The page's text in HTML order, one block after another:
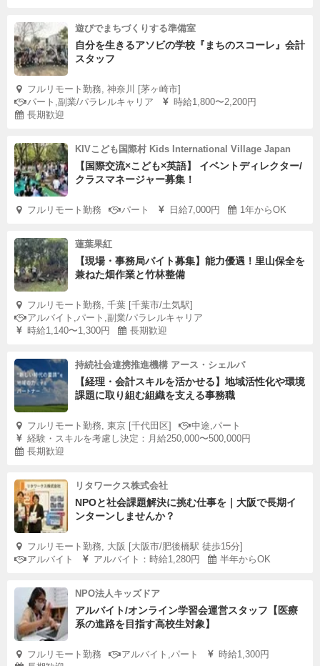
遊びでまちづくりする準備室
自分を生きるアソビの学校『まちのスコーレ』会計
スタッフ
フルリモート勤務, 神奈川 [茅ヶ崎市]
パート,副業/パラレルキャリア
時給1,800〜2,200円
長期歓迎
KIVこども国際村 Kids International Village Japan
【国際交流×こども×英語】 イベントディレクター/
クラスマネージャー募集！
フルリモート勤務 パート 日給7,000円 1年からOK
蓮葉果紅
【現場・事務局バイト募集】能力優遇！里山保全を
兼ねた畑作業と竹林整備
フルリモート勤務, 千葉 [千葉市/土気駅]
アルバイト,パート,副業/パラレルキャリア
時給1,140〜1,300円
長期歓迎
持続社会連携推進機構 アース・シェルパ
【経理・会計スキルを活かせる】地域活性化や環境
課題に取り組む組織を支える事務職
フルリモート勤務, 東京 [千代田区]
中途,パート
経験・スキルを考慮し決定：月給250,000〜500,000円
長期歓迎
リタワークス株式会社
NPOと社会課題解決に挑む仕事を｜大阪で長期イ
ンターンしませんか？
フルリモート勤務, 大阪 [大阪市/肥後橋駅 徒歩15分]
アルバイト
アルバイト：時給1,280円 半年からOK
NPO法人キッズドア
アルバイト/オンライン学習会運営スタッフ【医療
系の進路を目指す高校生対象】
フルリモート勤務 アルバイト,パート
時給1,300円